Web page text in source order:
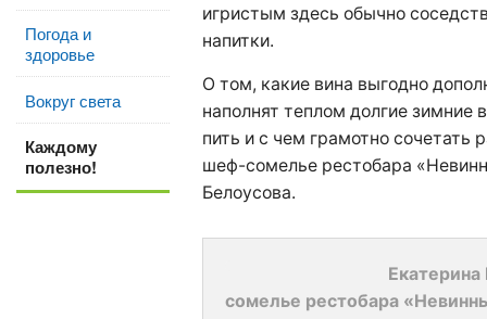
Погода и
здоровье
Вокруг света
Каждому
полезно!
игристым здесь обычно
напитки.
О том, какие вина выгодно
наполнят теплом долгие зимние
пить и с чем грамотно сочетать
шеф-сомелье рестобара
Белоусова.
сомелье рестобара